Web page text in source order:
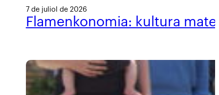
7 de juliol de 2026
Flamenkonomia: kultura